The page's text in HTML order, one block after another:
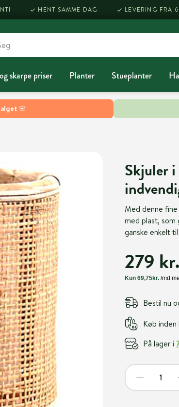
🌸
HENT SAMME DAG LEVERING FRA
skarpe priser Planter Stueplanter
Skjuler
Med denne
med plast, som
ganske enkelt
279 kr.
Bestil nu
Køb
På lager i